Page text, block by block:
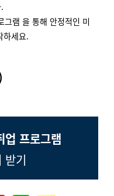
그램 을 통해 안정적인 미
하세요.
프로그램
받기